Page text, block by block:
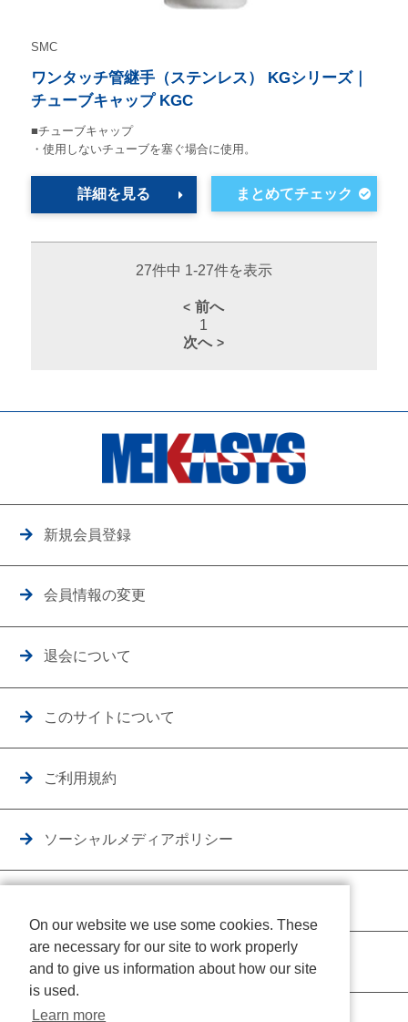
SMC
ワンタッチ管継手（ステンレス） KGシリーズ｜
チューブキャップ KGC
■チューブキャップ
・使用しないチューブを塞ぐ場合に使用。
詳細を見る
27件中 1-27件を表示
前へ
1
次へ
新規会員登録
会員情報の変更
退会について
このサイトについて
ご利用規約
ソーシャルメディアポリシー
クッキーポリシー
On our website we use some cookies. These
are necessary for our site to work properly
and to give us information about how our site
is used.
Learn more